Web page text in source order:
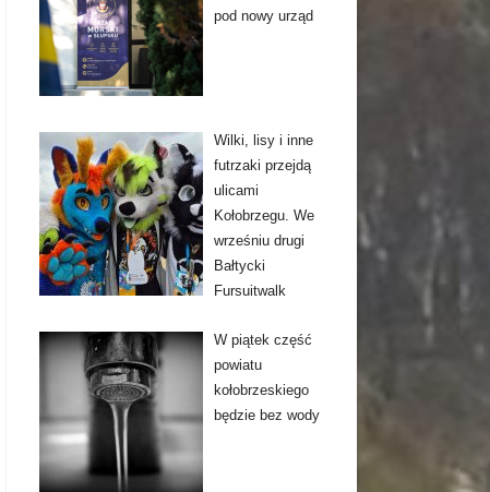
pod nowy urząd
Wilki, lisy i inne
futrzaki przejdą
ulicami
Kołobrzegu. We
wrześniu drugi
Bałtycki
Fursuitwalk
W piątek część
powiatu
kołobrzeskiego
będzie bez wody